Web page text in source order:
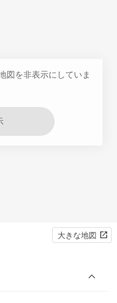
図を非表示にしていま
大きな地図